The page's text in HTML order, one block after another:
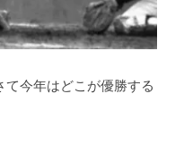
て今年はどこが優勝する